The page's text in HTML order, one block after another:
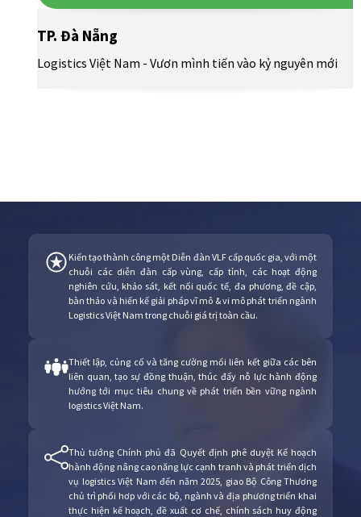
TP. Đà Nẵng
Logistics Việt Nam - Vươn mình tiến vào kỷ nguyên mới
Kiến tạo thành công một Diễn đàn VLF cấp quốc gia, với một
chuỗi các diễn đàn cấp vùng, cấp tỉnh, các hoạt động
nghiên cứu, khảo sát, kết nối quốc tế, đa phương, đề cập,
bàn thảo và hiến kế giải pháp vĩ mô & vi mô phát triển ngành
Logistics Việt Nam trong chuỗi giá trị toàn cầu.
Thiết lập, củng cố và tăng cường mối liên kết giữa các bên
liên quan, tạo sự đồng thuận, thúc đẩy nỗ lực hành động
hướng tới mục tiêu chung về phát triển bền vững ngành
logistics Việt Nam.
Thủ tướng Chính phủ đã Quyết định phê duyệt Kế hoạch
hành động nâng cao năng lực cạnh tranh và phát triển dịch
vụ logistics Việt Nam đến năm 2025, giao Bộ Công Thương
chủ trì phối hơp với các bộ, ngành và địa phương triển khai
thực hiện kế hoạch, đề xuất cơ chế, chính sách huy động